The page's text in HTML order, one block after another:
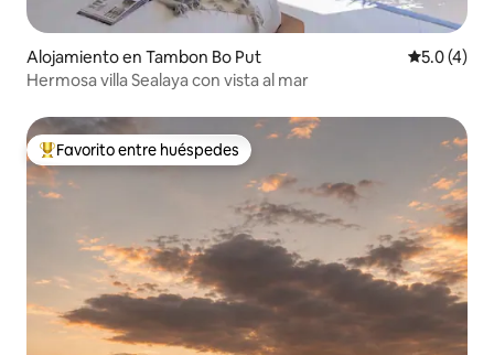
Alojamiento en Tambon Bo Put
5.0 (4)
Hermosa villa Sealaya con vista al mar
Favorito entre huéspedes preferido
Favorito entre huéspedes